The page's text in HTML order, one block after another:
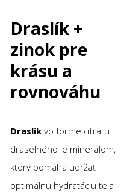
Draslík +
zinok pre
krásu a
rovnováhu
Draslík vo forme citrátu
draselného je minerálom,
ktorý pomáha udržať
optimálnu hydratáciu tela